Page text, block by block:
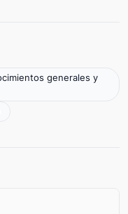
generales y